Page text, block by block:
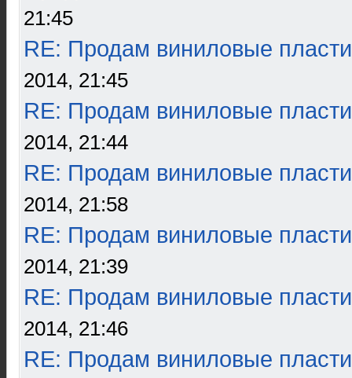
21:45
RE: Продам виниловые
2014, 21:45
RE: Продам виниловые
2014, 21:44
RE: Продам виниловые
2014, 21:58
RE: Продам виниловые
2014, 21:39
RE: Продам виниловые
2014, 21:46
RE: Продам виниловые